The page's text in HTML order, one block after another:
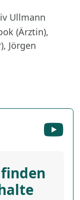
Ullmann
(Ärztin),
Jörgen